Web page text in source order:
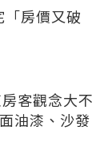
房價又破
客觀念大不
油漆、沙發